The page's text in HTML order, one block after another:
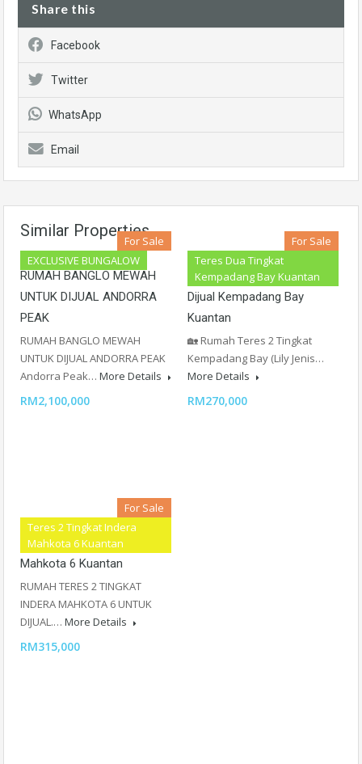
Share this
Facebook
Twitter
WhatsApp
Email
Similar Properties
EXCLUSIVE BUNGALOW
For Sale
RUMAH BANGLO MEWAH
UNTUK DIJUAL ANDORRA
PEAK
RUMAH BANGLO MEWAH
UNTUK DIJUAL ANDORRA PEAK
Andorra Peak… More Details
RM2,100,000
Teres Dua Tingkat
Kempadang Bay Kuantan
For Sale
Teres Dua Tingkat Untuk
Dijual Kempadang Bay
Kuantan
🏡 Rumah Teres 2 Tingkat
Kempadang Bay (Lily Jenis…
More Details
RM270,000
Teres 2 Tingkat Indera
Mahkota 6 Kuantan
For Sale
Teres 2 Tingkat Indera
Mahkota 6 Kuantan
RUMAH TERES 2 TINGKAT
INDERA MAHKOTA 6 UNTUK
DIJUAL.… More Details
RM315,000